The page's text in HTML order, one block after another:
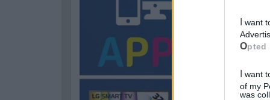
Opted
of my
was